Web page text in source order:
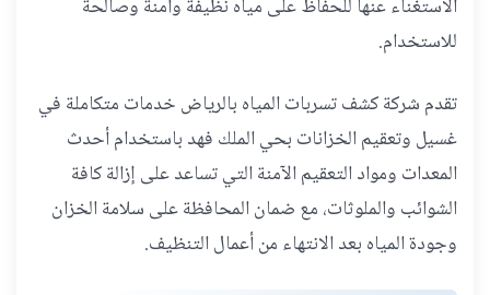
الاستغناء عنها للحفاظ على مياه نظيفة وآمنة وصالحة
للاستخدام.
تقدم شركة كشف تسربات المياه بالرياض خدمات متكاملة في
غسيل وتعقيم الخزانات بحي الملك فهد باستخدام أحدث
المعدات ومواد التعقيم الآمنة التي تساعد على إزالة كافة
الشوائب والملوثات، مع ضمان المحافظة على سلامة الخزان
وجودة المياه بعد الانتهاء من أعمال التنظيف.